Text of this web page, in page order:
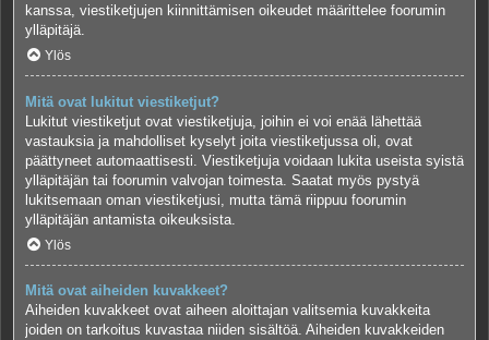
kanssa, viestiketjujen kiinnittämisen oikeudet määrittelee foorumin
ylläpitäjä.
Ylös
Mitä ovat lukitut viestiketjut?
Lukitut viestiketjut ovat viestiketjuja, joihin ei voi enää lähettää
vastauksia ja mahdolliset kyselyt joita viestiketjussa oli, ovat
päättyneet automaattisesti. Viestiketjuja voidaan lukita useista syistä
ylläpitäjän tai foorumin valvojan toimesta. Saatat myös pystyä
lukitsemaan oman viestiketjusi, mutta tämä riippuu foorumin
ylläpitäjän antamista oikeuksista.
Ylös
Mitä ovat aiheiden kuvakkeet?
Aiheiden kuvakkeet ovat aiheen aloittajan valitsemia kuvakkeita
joiden on tarkoitus kuvastaa niiden sisältöä. Aiheiden kuvakkeiden